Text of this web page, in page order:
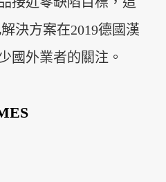
決方案在2019德國漢
國外業者的關注。